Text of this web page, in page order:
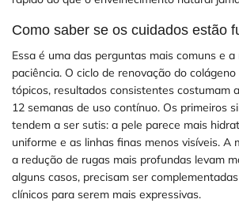
Como saber se os cuidados estão
Essa é uma das perguntas mais comuns e
paciência. O ciclo de renovação do
tópicos, resultados consistentes costumam
12 semanas de uso contínuo. Os primeiros
tendem a ser sutis: a pele parece mais
uniforme e as linhas finas menos visíveis. A
a redução de rugas mais profundas levam
alguns casos, precisam ser
clínicos para serem mais expressivas.